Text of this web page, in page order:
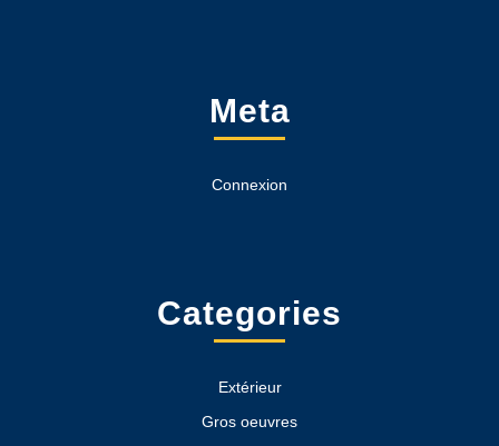
Meta
Connexion
Categories
Extérieur
Gros oeuvres